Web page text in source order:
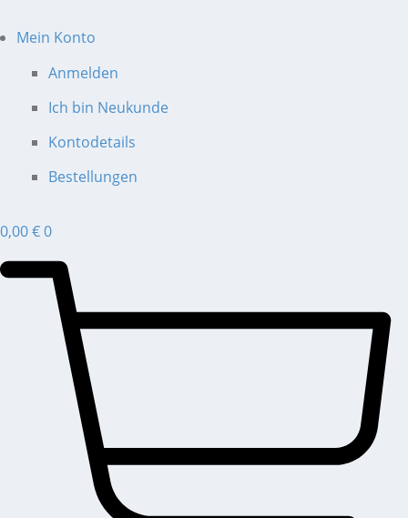
Mein Konto
Anmelden
Ich bin Neukunde
Kontodetails
Bestellungen
0,00€0